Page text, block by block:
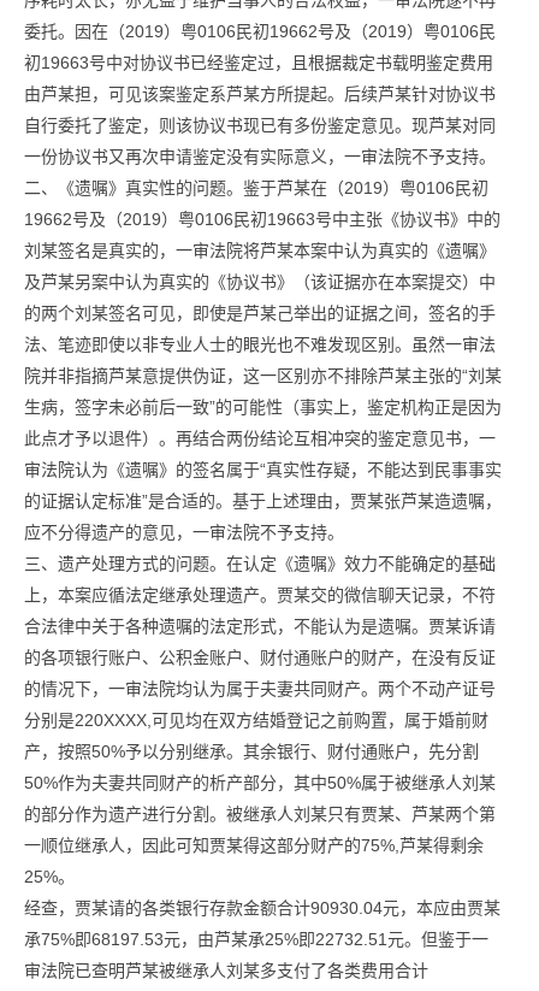
委托。因在（2019）粤0106民初19662号及（2019）粤0106民
初19663号中对协议书已经鉴定过，且根据裁定书载明鉴定费用
由芦某担，可见该案鉴定系芦某方所提起。后续芦某针对协议书
自行委托了鉴定，则该协议书现已有多份鉴定意见。现芦某对同
一份协议书又再次申请鉴定没有实际意义，一审法院不予支持。
二、《遗嘱》真实性的问题。鉴于芦某在（2019）粤0106民初
19662号及（2019）粤0106民初19663号中主张《协议书》中的
刘某签名是真实的，一审法院将芦某本案中认为真实的《遗嘱》
及芦某另案中认为真实的《协议书》（该证据亦在本案提交）中
的两个刘某签名可见，即使是芦某己举出的证据之间，签名的手
法、笔迹即使以非专业人士的眼光也不难发现区别。虽然一审法
院并非指摘芦某意提供伪证，这一区别亦不排除芦某主张的“刘某
生病，签字未必前后一致”的可能性（事实上，鉴定机构正是因为
此点才予以退件）。再结合两份结论互相冲突的鉴定意见书，一
审法院认为《遗嘱》的签名属于“真实性存疑，不能达到民事事实
的证据认定标准”是合适的。基于上述理由，贾某张芦某造遗嘱，
应不分得遗产的意见，一审法院不予支持。
三、遗产处理方式的问题。在认定《遗嘱》效力不能确定的基础
上，本案应循法定继承处理遗产。贾某交的微信聊天记录，不符
合法律中关于各种遗嘱的法定形式，不能认为是遗嘱。贾某诉请
的各项银行账户、公积金账户、财付通账户的财产，在没有反证
的情况下，一审法院均认为属于夫妻共同财产。两个不动产证号
分别是220XXXX,可见均在双方结婚登记之前购置，属于婚前财
产，按照50%予以分别继承。其余银行、财付通账户，先分割
50%作为夫妻共同财产的析产部分，其中50%属于被继承人刘某
的部分作为遗产进行分割。被继承人刘某只有贾某、芦某两个第
一顺位继承人，因此可知贾某得这部分财产的75%,芦某得剩余
25%。
经查，贾某请的各类银行存款金额合计90930.04元，本应由贾某
承75%即68197.53元，由芦某承25%即22732.51元。但鉴于一
审法院已查明芦某被继承人刘某多支付了各类费用合计